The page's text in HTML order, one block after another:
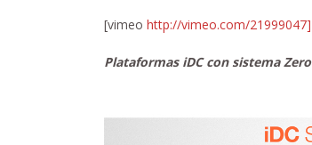
[vimeo http://vimeo.com/21999047]
Plataformas iDC con sistema Zero